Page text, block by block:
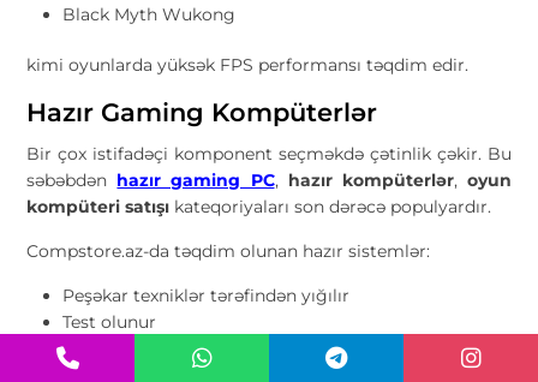
Black Myth Wukong
kimi oyunlarda yüksək FPS performansı təqdim edir.
Hazır Gaming Kompüterlər
Bir çox istifadəçi komponent seçməkdə çətinlik çəkir. Bu
səbəbdən hazır gaming PC, hazır kompüterlər, oyun
kompüteri satışı kateqoriyaları son dərəcə populyardır.
Compstore.az-da təqdim olunan hazır sistemlər:
Peşəkar texniklər tərəfindən yığılır
Test olunur
Zəmanətlə təqdim edilir
Windows quraşdırılması mümkündür